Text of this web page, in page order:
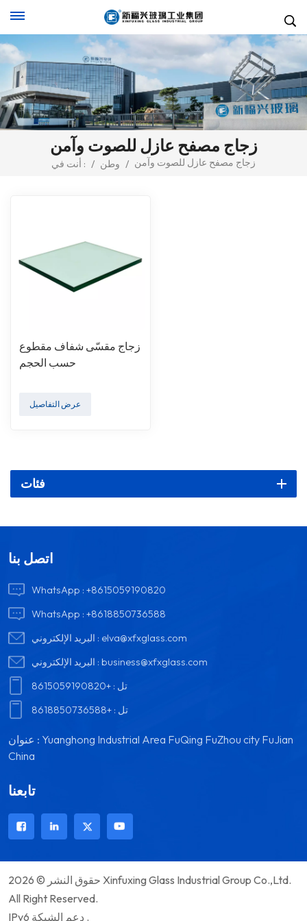
زجاج مصفح عازل للصوت وآمن
أنت في : / وطن / زجاج مصفح عازل للصوت وآمن
زجاج مقسّى شفاف مقطوع
حسب الحجم
عرض التفاصيل
فئات
اتصل بنا
WhatsApp :+8615059190820
WhatsApp :+8618850736588
البريد الإلكتروني : elva@xfxglass.com
البريد الإلكتروني :business@xfxglass.com
تل : +8615059190820
تل : +8618850736588
عنوان : Yuanghong Industrial Area FuQing FuZhou city FuJian
China
تابعنا
حقوق النشر © 2026 Xinfuxing Glass Industrial Group Co.,Ltd.
All Right Reserved.
IPv6 دعم الشبكة .